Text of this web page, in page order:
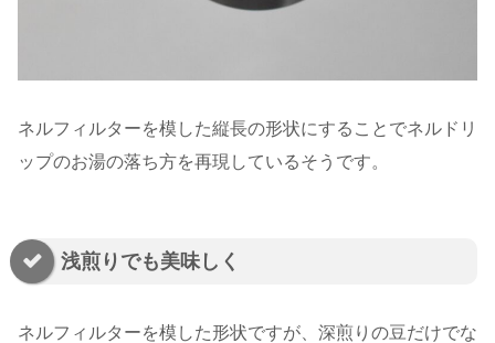
ネルフィルターを模した縦長の形状にすることでネルドリ
ップのお湯の落ち方を再現しているそうです。
浅煎りでも美味しく
ネルフィルターを模した形状ですが、深煎りの豆だけでな